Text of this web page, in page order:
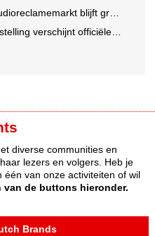
blijft groeien, retail nog altijd grootste branche
podcast over Soldaat van Oranje - De Musical
diverse communities en
lezers en volgers. Heb je
van onze activiteiten of wil
van de buttons hieronder.
Brands